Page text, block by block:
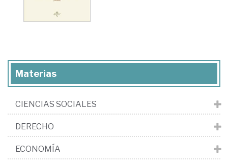
Materias
CIENCIAS SOCIALES
DERECHO
ECONOMÍA